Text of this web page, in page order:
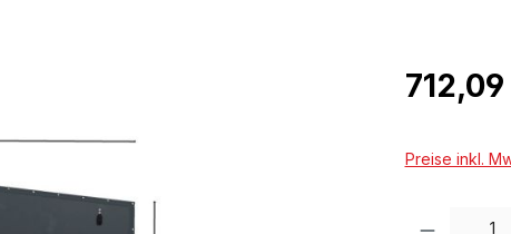
Regulärer
Preise inkl.
Produkt